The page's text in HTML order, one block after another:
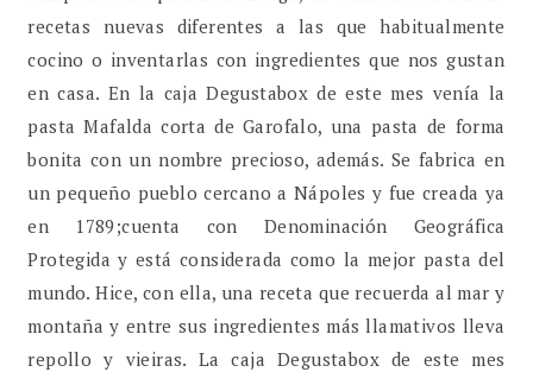
recetas nuevas diferentes a las que habitualmente
cocino o inventarlas con ingredientes que nos gustan
en casa. En la caja Degustabox de este mes venía la
pasta Mafalda corta de Garofalo, una pasta de forma
bonita con un nombre precioso, además. Se fabrica en
un pequeño pueblo cercano a Nápoles y fue creada ya
en 1789;cuenta con Denominación Geográfica
Protegida y está considerada como la mejor pasta del
mundo. Hice, con ella, una receta que recuerda al mar y
montaña y entre sus ingredientes más llamativos lleva
repollo y vieiras. La caja Degustabox de este mes